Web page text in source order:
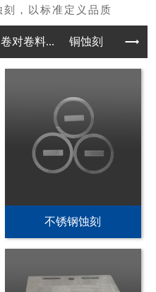
卷对卷料... 铜蚀刻
不锈钢加热片蚀刻